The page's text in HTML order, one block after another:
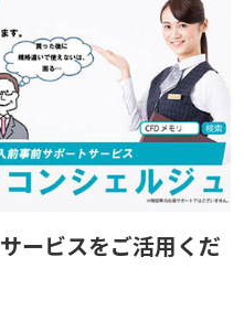
ービスをご活用くだ